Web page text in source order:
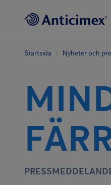
Startsida Nyheter och